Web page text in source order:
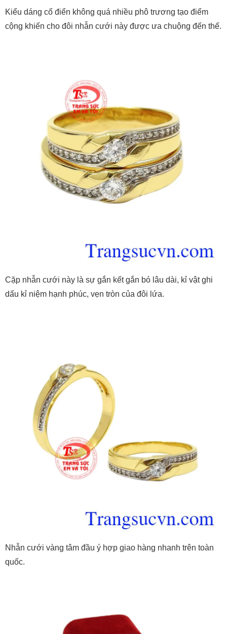
Kiểu dáng cổ điển không quá nhiều phô trương tạo điểm
cộng khiến cho đôi nhẫn cưới này được ưa chuộng đến thế.
Cặp nhẫn cưới này là sự gắn kết gắn bó lâu dài, kỉ vật ghi
dấu kỉ niệm hạnh phúc, vẹn tròn của đôi lứa.
Nhẫn cưới vàng tâm đầu ý hợp giao hàng nhanh trên toàn
quốc.